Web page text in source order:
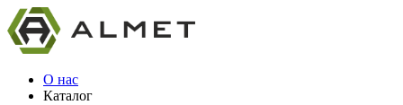
О нас
Каталог